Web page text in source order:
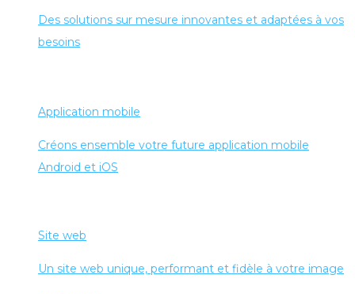
Des solutions sur mesure innovantes et adaptées à vos
besoins
Application mobile
Créons ensemble votre future application mobile
Android et iOS
Site web
Un site web unique, performant et fidèle à votre image